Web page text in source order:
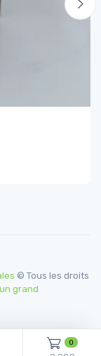
© Tous les droits
grand
0